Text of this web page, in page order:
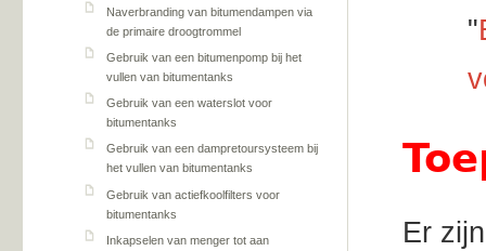
Naverbranding van bitumendampen via
de primaire droogtrommel
Gebruik van een bitumenpomp bij het
vullen van bitumentanks
Gebruik van een waterslot voor
bitumentanks
Gebruik van een dampretoursysteem bij
het vullen van bitumentanks
Gebruik van actiefkoolfilters voor
bitumentanks
Inkapselen van menger tot aan
"
Er